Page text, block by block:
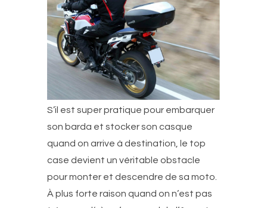
S’il est super pratique pour embarquer
son barda et stocker son casque
quand on arrive à destination, le top
case devient un véritable obstacle
pour monter et descendre de sa moto.
À plus forte raison quand on n’est pas